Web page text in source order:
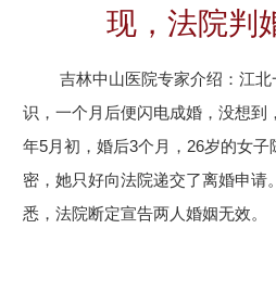
现，法院判
吉林中山医院专家介绍：江北
识，一个月后便闪电成婚，没想到
年5月初，婚后3个月，26岁的女
密，她只好向法院递交了离婚申请
悉，法院断定宣告两人婚姻无效。